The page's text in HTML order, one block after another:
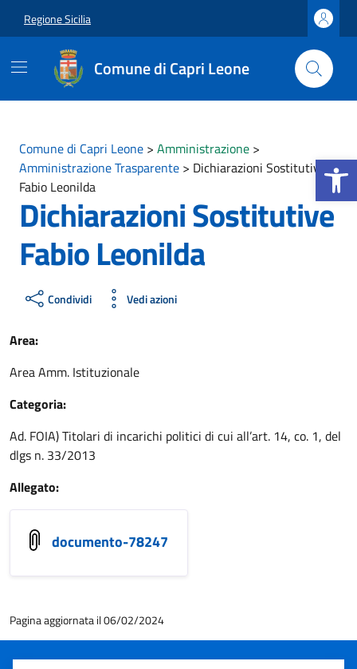
Apri la
Regione Sicilia
Comune di Capri Leone
Comune di Capri Leone > Amministrazione >
Amministrazione Trasparente > Dichiarazioni Sostitutive
Fabio Leonilda
Dichiarazioni Sostitutive
Fabio Leonilda
Condividi Vedi azioni
Area:
Area Amm. Istituzionale
Categoria:
Ad. FOIA) Titolari di incarichi politici di cui all’art. 14, co. 1, del
dlgs n. 33/2013
Allegato:
documento-78247
Pagina aggiornata il 06/02/2024